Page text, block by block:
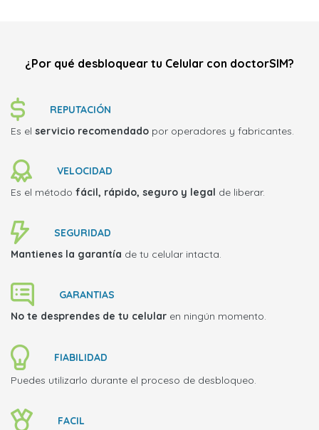
¿Por qué desbloquear tu Celular con doctorSIM?
REPUTACIÓN
Es el servicio recomendado por operadores y fabricantes.
VELOCIDAD
Es el método fácil, rápido, seguro y legal de liberar.
SEGURIDAD
Mantienes la garantía de tu celular intacta.
GARANTIAS
No te desprendes de tu celular en ningún momento.
FIABILIDAD
Puedes utilizarlo durante el proceso de desbloqueo.
FACIL